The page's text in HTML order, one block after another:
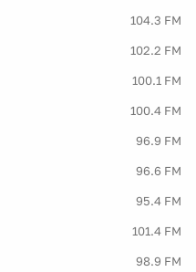
104.3 FM
102.2 FM
100.1 FM
100.4 FM
96.9 FM
96.6 FM
95.4 FM
101.4 FM
98.9 FM